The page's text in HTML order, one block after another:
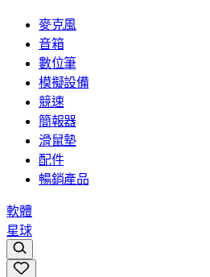
麥克風
音箱
數位筆
模擬設備
競速
簡報器
滑鼠墊
配件
暢銷產品
軟體
星球